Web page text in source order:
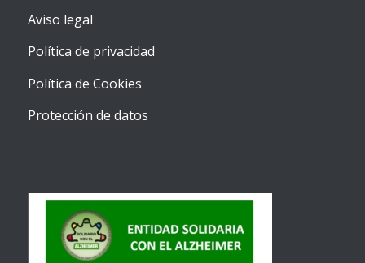
Aviso legal
Política de privacidad
Política de Cookies
Protección de datos